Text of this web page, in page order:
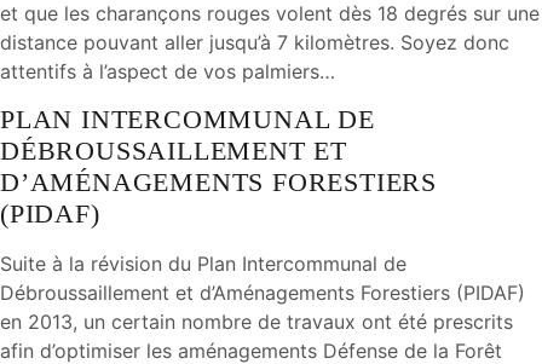
et que les charançons rouges volent dès 18 degrés sur une
distance pouvant aller jusqu’à 7 kilomètres. Soyez donc
attentifs à l’aspect de vos palmiers…
PLAN INTERCOMMUNAL DE
DÉBROUSSAILLEMENT ET
D’AMÉNAGEMENTS FORESTIERS
(PIDAF)
Suite à la révision du Plan Intercommunal de
Débroussaillement et d’Aménagements Forestiers (PIDAF)
en 2013, un certain nombre de travaux ont été prescrits
afin d’optimiser les aménagements Défense de la Forêt